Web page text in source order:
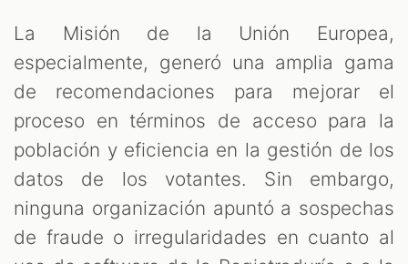
La Misión de la Unión Europea,
especialmente, generó una amplia gama
de recomendaciones para mejorar el
proceso en términos de acceso para la
población y eficiencia en la gestión de los
datos de los votantes. Sin embargo,
ninguna organización apuntó a sospechas
de fraude o irregularidades en cuanto al